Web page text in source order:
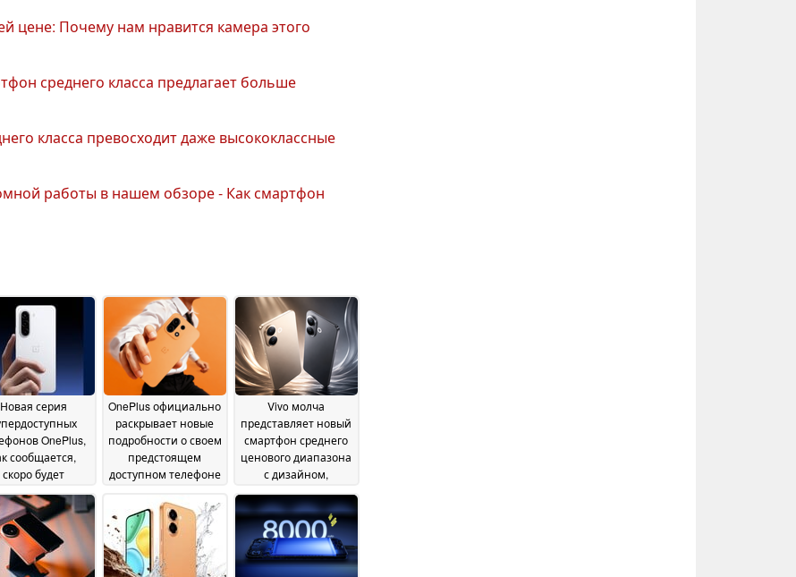
цене: Почему нам нравится камера этого
среднего класса предлагает больше
класса превосходит даже высококлассные
работы в нашем обзоре - Как смартфон
Новая серия
OnePlus,
сообщается,
скоро будет
09 June 2026
OnePlus официально
раскрывает новые
подробности о своем
предстоящем
доступном телефоне
Vivo молча
представляет новый
смартфон среднего
ценового диапазона
с дизайном,
iPhone 1706 June 2026